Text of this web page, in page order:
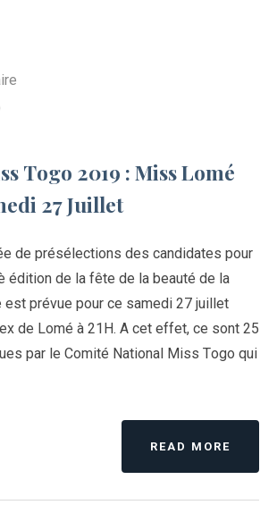
Togo 2019 : Miss Lomé
27 Juillet
de présélections des candidates pour
édition de la fête de la beauté de la
prévue pour ce samedi 27 juillet
de Lomé à 21H. A cet effet, ce sont 25
par le Comité National Miss Togo qui
READ MORE